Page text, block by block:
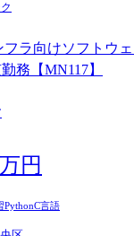
ラ向けソフトウ
務【MN117】
円
PythonC言語